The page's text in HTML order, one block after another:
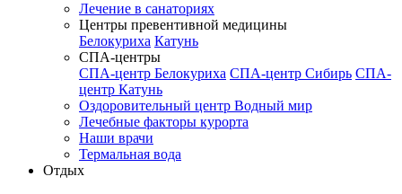
Лечение в санаториях
Центры превентивной медицины
Белокуриха Катунь
СПА-центры
СПА-центр Белокуриха СПА-центр Сибирь СПА-
центр Катунь
Оздоровительный центр Водный мир
Лечебные факторы курорта
Наши врачи
Термальная вода
Отдых